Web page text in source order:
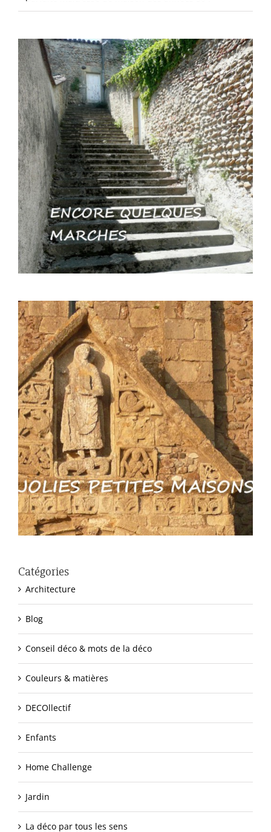
Catégories
Architecture
Blog
Conseil déco & mots de la déco
Couleurs & matières
DECOllectif
Enfants
Home Challenge
Jardin
La déco par tous les sens